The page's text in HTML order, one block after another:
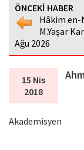
ÖNCEKİ HABER
Hâkim en-
M.Yaşar
Ağu 2026
15 Nis
2018
Akademisyen